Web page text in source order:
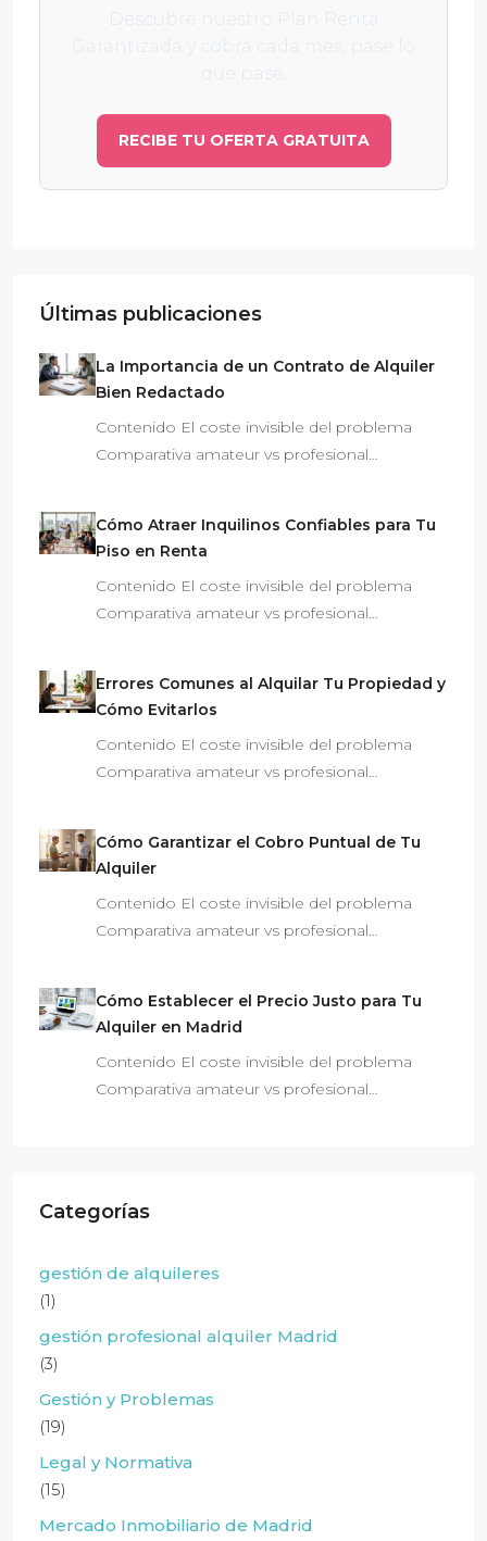
RECIBE TU OFERTA GRATUITA
Últimas publicaciones
La Importancia de un Contrato de Alquiler
Bien Redactado
Contenido El coste invisible del problema
Comparativa amateur vs profesional…
Cómo Atraer Inquilinos Confiables para Tu
Piso en Renta
Contenido El coste invisible del problema
Comparativa amateur vs profesional…
Errores Comunes al Alquilar Tu Propiedad y
Cómo Evitarlos
Contenido El coste invisible del problema
Comparativa amateur vs profesional…
Cómo Garantizar el Cobro Puntual de Tu
Alquiler
Contenido El coste invisible del problema
Comparativa amateur vs profesional…
Cómo Establecer el Precio Justo para Tu
Alquiler en Madrid
Contenido El coste invisible del problema
Comparativa amateur vs profesional…
Categorías
gestión de alquileres
(1)
gestión profesional alquiler Madrid
(3)
Gestión y Problemas
(19)
Legal y Normativa
(15)
Mercado Inmobiliario de Madrid